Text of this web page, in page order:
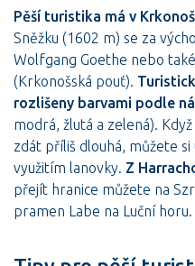
Pěší turistika má v
Sněžku (1602 m) se za
Wolfgang Goethe nebo
(Krkonošská pouť).
rozlišeny barvami podle
modrá, žlutá a zelená).
zdát příliš dlouhá, můžete
využitím lanovky. Z
přejít hranice můžete na
pramen Labe na Luční horu.